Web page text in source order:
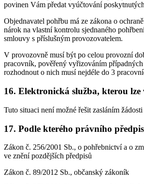
povinen Vám předat vyúčtování
Objednavatel pohřbu má ze zákona o
nárok na vlastní kontrolu sjednaného
smlouvy s příslušným provozovatelem.
V provozovně musí být po celou provozní
pracovník, pověřený vyřizováním
rozhodnout o nich musí nejdéle do 3
16. Elektronická služba, kterou lze
Tuto situaci není možné řešit zasláním
17. Podle kterého právního
Zákon č. 256/2001 Sb., o pohřebnictví a o
ve znění pozdějších předpisů
Zákon č. 89/2012 Sb., občanský zákoník